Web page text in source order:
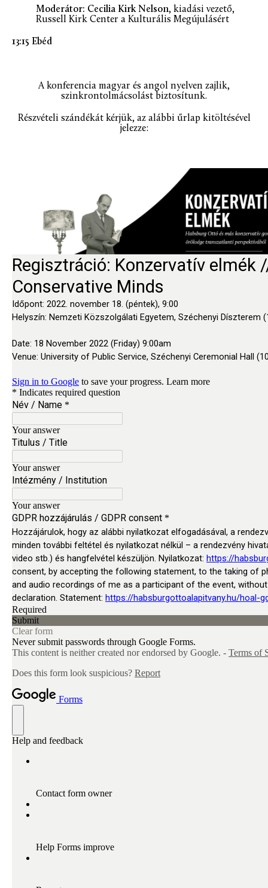
Moderátor: Cecilia Kirk Nelson, kiadási vezető,
Russell Kirk Center a Kulturális Megújulásért
13:15 Ebéd
A konferencia magyar és angol nyelven zajlik,
szinkrontolmácsolást biztosítunk.
Részvételi szándékát kérjük, az alábbi űrlap kitöltésével
jelezze: